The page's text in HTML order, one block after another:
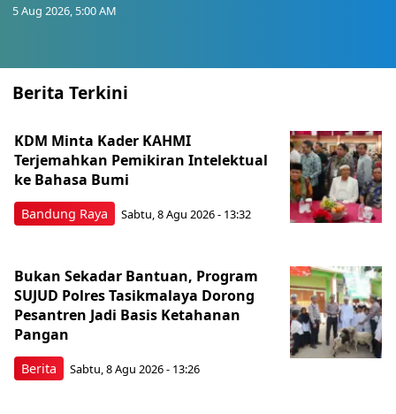
5 Aug 2026, 5:00 AM
Berita Terkini
Bandung Raya
KDM Minta Kader KAHMI
Terjemahkan Pemikiran Intelektual
ke Bahasa Bumi
Sabtu, 8 Agu 2026 - 13:32
Berita
Bukan Sekadar Bantuan, Program
SUJUD Polres Tasikmalaya Dorong
Pesantren Jadi Basis Ketahanan
Pangan
Sabtu, 8 Agu 2026 - 13:26